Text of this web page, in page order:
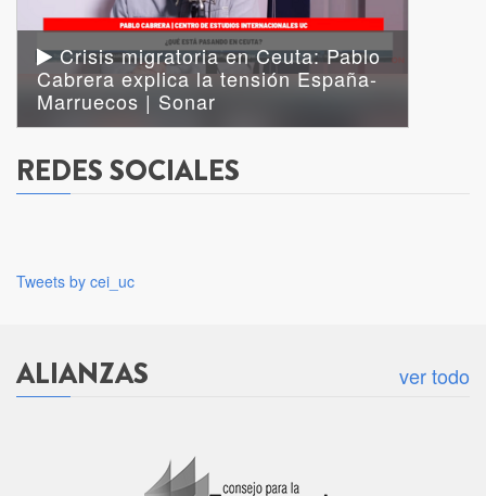
Crisis migratoria en Ceuta: Pablo
Cabrera explica la tensión España-
Marruecos | Sonar
REDES SOCIALES
Tweets by cei_uc
ALIANZAS ver todo